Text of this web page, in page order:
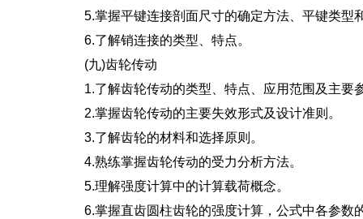
5.掌握平键连接剖面尺寸的确定方法、平键类型和
6.了解销连接的类型、特点。
(九)齿轮传动
1.了解齿轮传动的类型、特点、应用范围及主要参
2.掌握齿轮传动的主要失效形式及设计准则。
3.了解齿轮的材料和选择原则。
4.熟练掌握齿轮传动的受力分析方法。
5.理解强度计算中的计算载荷概念。
6.掌握直齿圆柱齿轮的强度计算，公式中各参数